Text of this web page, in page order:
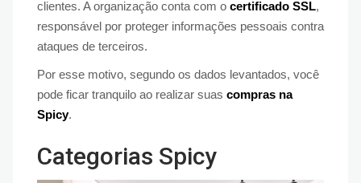
clientes. A organização conta com o certificado SSL,
responsável por proteger informações pessoais contra
ataques de terceiros.
Por esse motivo, segundo os dados levantados, você
pode ficar tranquilo ao realizar suas compras na
Spicy.
Categorias Spicy